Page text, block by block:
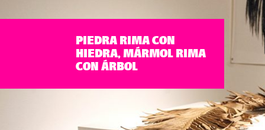
PIEDRA RIMA CON
HIEDRA, MÁRMOL RIMA
CON ÁRBOL